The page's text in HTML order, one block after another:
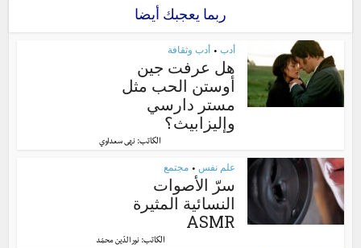
ربما يعجبك أيضا
أدب • أدب وثقافة
هل عرفت جين
أوستن الحب مثل
مستر دارسي
وإليزابيث؟
الكاتب: نهى سعداوي
علم نفس • مجتمع
سرّ الأصوات
النسائية المثيرة
ASMR
الكاتب:نور الدّين محمّد